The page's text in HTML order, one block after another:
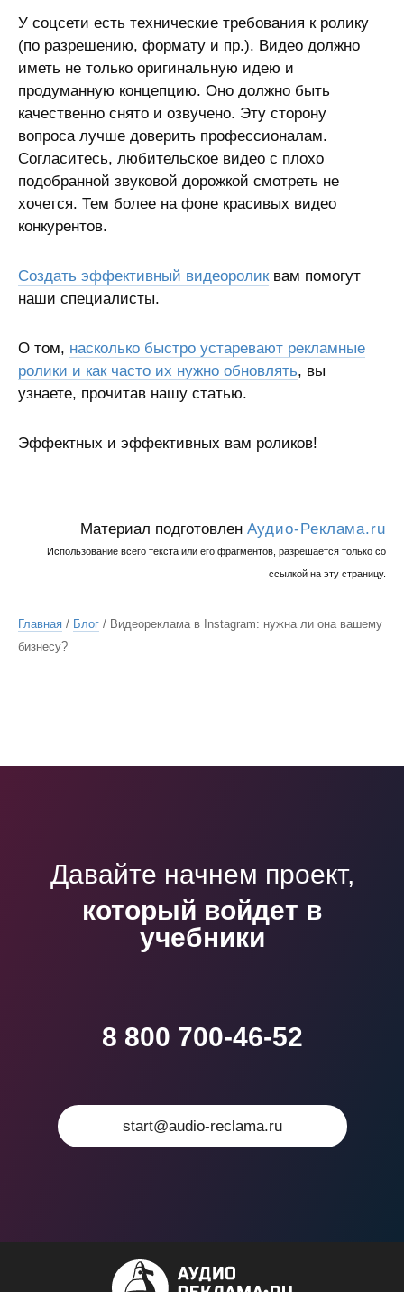
У соцсети есть технические требования к ролику
(по разрешению, формату и пр.). Видео должно
иметь не только оригинальную идею и
продуманную концепцию. Оно должно быть
качественно снято и озвучено. Эту сторону
вопроса лучше доверить профессионалам.
Согласитесь, любительское видео с плохо
подобранной звуковой дорожкой смотреть не
хочется. Тем более на фоне красивых видео
конкурентов.
Создать эффективный видеороликвам помогут
наши специалисты.
О том, насколько быстро устаревают рекламные
ролики и как часто их нужно обновлять, вы
узнаете, прочитав нашу статью.
Эффектных и эффективных вам роликов!
Материал подготовлен Аудио-Реклама.ru
Использование всего текста или его фрагментов, разрешается только со
ссылкой на эту страницу.
Главная / Блог / Видеореклама в Instagram: нужна ли она вашему
бизнесу?
Давайте начнем проект,
который войдет в
учебники
8 800 700-46-52
start@audio-reclama.ru